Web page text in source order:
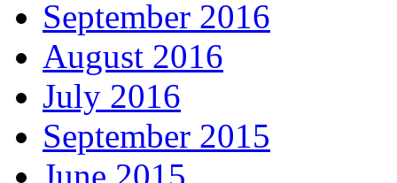
September 2016
August 2016
July 2016
September 2015